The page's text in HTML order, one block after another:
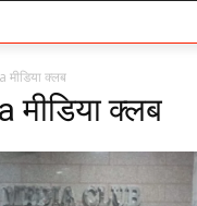
मीडिया क्लब
क्लब